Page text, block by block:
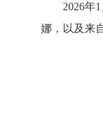
2026年
娜，以及来